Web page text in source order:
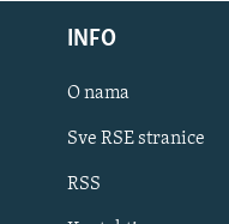
INFO
O nama
Sve RSE stranice
RSS